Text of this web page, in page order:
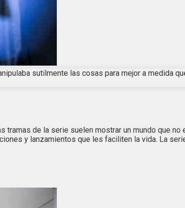
sutilmente las cosas para mejor a medida
de la serie suelen mostrar un mundo que
y lanzamientos que les faciliten la vida. La